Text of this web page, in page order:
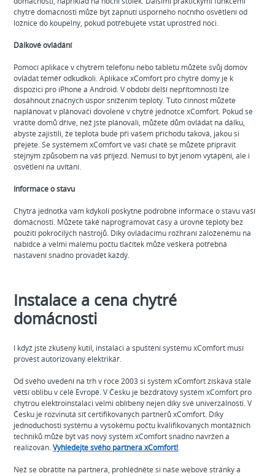
chytré domácnosti může být zapnutí úsporného nočního osvětlení od
ložnice do koupelny, pokud potřebujete vstát uprostřed noci.
Dálkové ovládání
Pomocí aplikace v chytrém telefonu nebo tabletu můžete svůj domov
ovládat téměř odkudkoli. Aplikace xComfort pro chytré domy je k
dispozici pro iPhone a Android. V období delší nepřítomnosti lze
dosáhnout značných úspor snížením teploty. Tuto činnost můžete
naplánovat v plánovači dovolené v chytré jednotce xComfort. Pokud se
vrátíte domů dříve, než jste plánovali, můžete dům ovládat na dálku,
abyste zajistili, že teplota bude při vašem příchodu taková, jakou si
přejete. Se systémem xComfort ve vaší chatě se můžete připravit
stejným způsobem na váš příjezd. Nemusí to být jenom vytápění, ale i
osvětlení na uvítání.
Informace o stavu
Chytrá jednotka vám kdykoli poskytne podrobné informace o stavu vaší
domácnosti. Můžete také naprogramovat časy a úrovně teploty bez
použití pokročilých nástrojů. Díky ovládacímu rozhraní založenému na
nabídce a velmi malému počtu tlačítek může veškerá potřebná
nastavení snadno provádět každý.
Instalace a cena chytré
domácnosti
I když jste zkušený kutil, instalaci a spuštění systému xComfort musí
provést autorizovaný elektrikář.
Od svého uvedení na trh v roce 2003 si systém xComfort získává stále
větší oblibu v celé Evropě. V Česku je bezdrátový systém xComfort pro
chytrou elektroinstalaci velmi oblíbený nejen díky své univerzálnosti. V
Česku je rozvinutá síť certifikovaných partnerů xComfort. Díky
jednoduchosti systému a vysokému počtu kvalifikovaných montážních
techniků může být váš nový systém xComfort snadno navržen a
realizován.Vyhledejte svého partnera xComfort!.
Než se obrátíte na partnera, prohlédněte si naše webové stránky a